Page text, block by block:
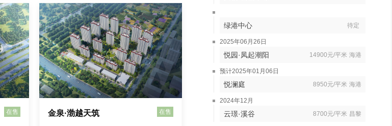
在售 金泉·渤越天筑 在售
绿港中心 待定
2025年06月26日
悦园·凤起潮阳 14900元/平米 海港
预计2025年01月06日
悦澜庭 8950元/平米 海港
2024年12月
云璟·溪谷 8700元/平米 昌黎